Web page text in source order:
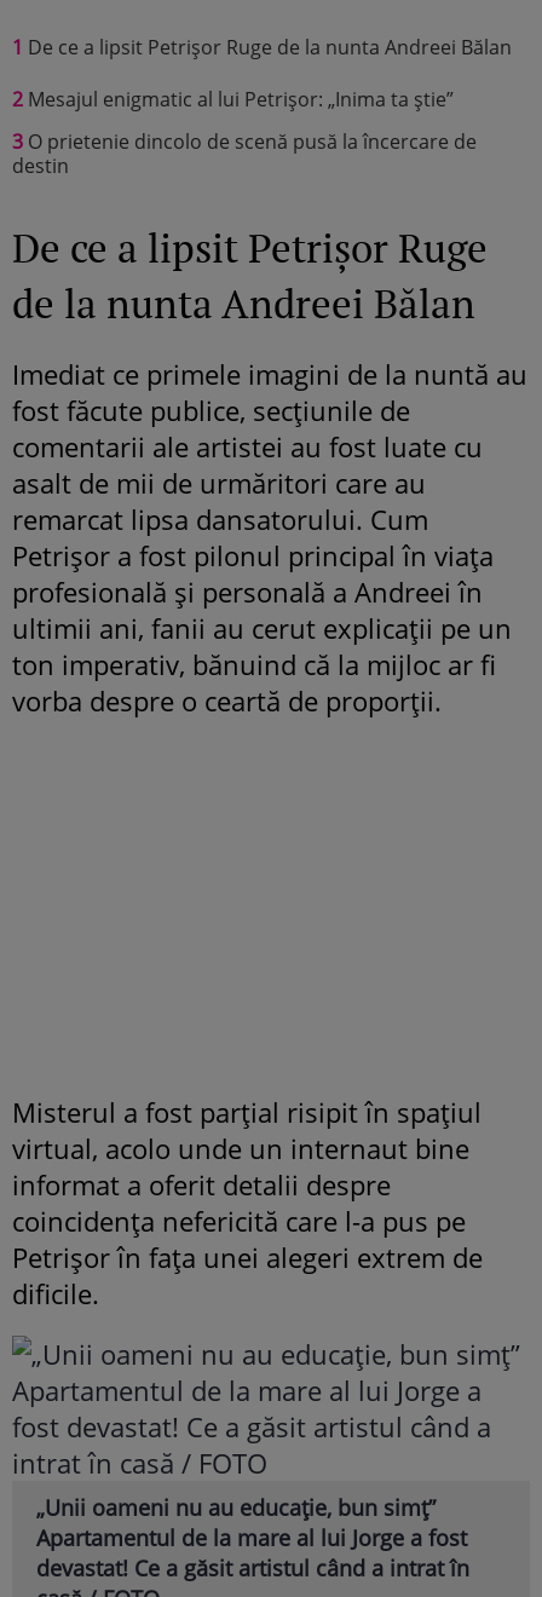
1 De ce a lipsit Petrișor Ruge de la nunta Andreei Bălan
2 Mesajul enigmatic al lui Petrișor: „Inima ta știe”
3 O prietenie dincolo de scenă pusă la încercare de
destin
De ce a lipsit Petrișor Ruge
de la nunta Andreei Bălan
Imediat ce primele imagini de la nuntă au
fost făcute publice, secțiunile de
comentarii ale artistei au fost luate cu
asalt de mii de urmăritori care au
remarcat lipsa dansatorului. Cum
Petrișor a fost pilonul principal în viața
profesională și personală a Andreei în
ultimii ani, fanii au cerut explicații pe un
ton imperativ, bănuind că la mijloc ar fi
vorba despre o ceartă de proporții.
Misterul a fost parțial risipit în spațiul
virtual, acolo unde un internaut bine
informat a oferit detalii despre
coincidența nefericită care l-a pus pe
Petrișor în fața unei alegeri extrem de
dificile.
„Unii oameni nu au educație, bun simț”
Apartamentul de la mare al lui Jorge a fost
devastat! Ce a găsit artistul când a intrat în